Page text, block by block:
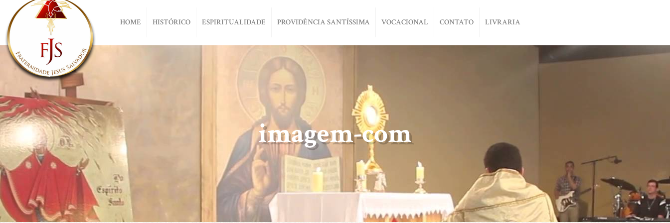
HOME HISTÓRICO ESPIRITUALIDADE PROVIDÊNCIA SANTÍSSIMA VOCACIONAL CONTATO LIVRARIA
imagem-com